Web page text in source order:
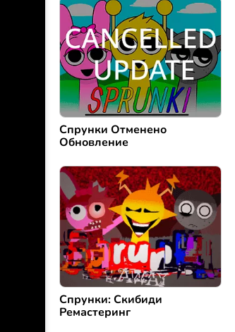
Спрунки Отменено
Обновление
Спрунки: Скибиди
Ремастеринг